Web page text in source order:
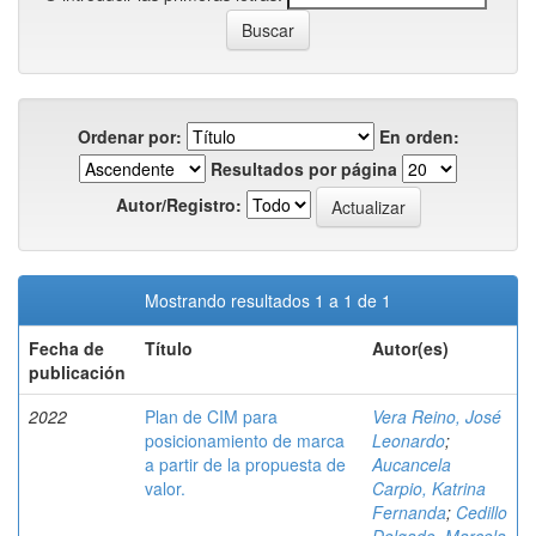
Ordenar por:
En orden:
Resultados por página
Autor/Registro:
Mostrando resultados 1 a 1 de 1
Fecha de
publicación
Título Autor(es)
2022
Plan de CIM para
posicionamiento de marca
a partir de la propuesta de
valor.
Vera Reino, José
Leonardo;
Aucancela
Carpio, Katrina
Fernanda; Cedillo